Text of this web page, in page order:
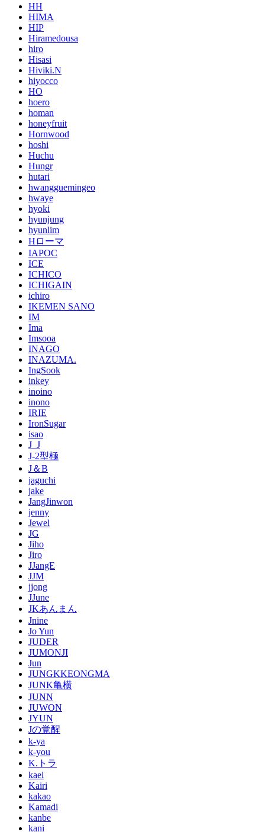
HH
HIMA
HIP
Hiramedousa
hiro
Hisasi
Hiviki.N
hiyocco
HO
hoero
homan
honeyfruit
Hornwood
hoshi
Huchu
Hungr
hutari
hwangguemingeo
hwaye
hyoki
hyunjung
hyunlim
Hローマ
IAPOC
ICE
ICHICO
ICHIGAIN
ichiro
IKEMEN SANO
IM
Ima
Imsooa
INAGO
INAZUMA.
IngSook
inkey
inoino
inono
IRIE
IronSugar
isao
J_J
J-2型極
J＆B
jaguchi
jake
JangJinwon
jenny
Jewel
JG
Jiho
Jiro
JJangE
JJM
jjong
JJune
JKあんまん
Jnine
Jo Yun
JUDER
JUMONJI
Jun
JUNGKKEONGMA
JUNK亀横
JUNN
JUWON
JYUN
Jの覚醒
k-ya
k-you
K.トラ
kaei
Kairi
kakao
Kamadi
kanbe
kani